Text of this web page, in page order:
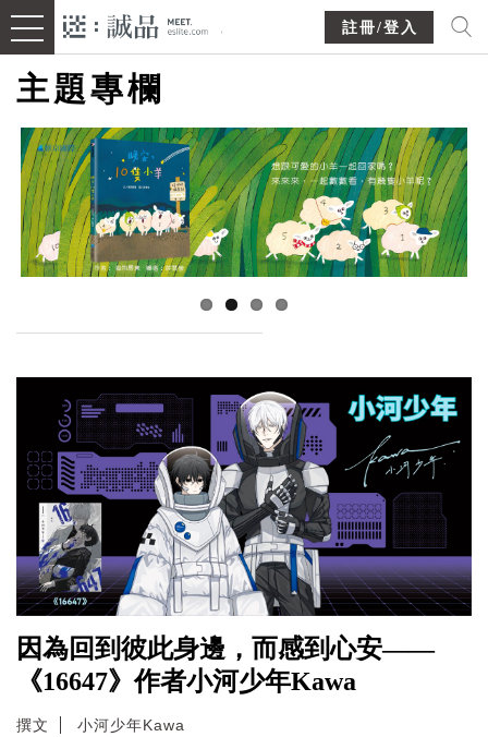
註冊/登入
主題專欄
因為回到彼此身邊，而感到心安——
《16647》作者小河少年Kawa
撰文 小河少年Kawa